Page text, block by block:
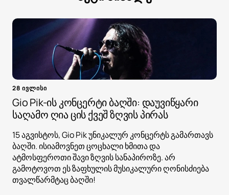
28 ივლისი
Gio Pik-ის კონცერტი ბაღში: დაუვიწყარი
საღამო ღია ცის ქვეშ ზღვის პირას
15 აგვისტოს, Gio Pik უნიკალურ კონცერტს გამართავს
ბაღში. ისიამოვნეთ ცოცხალი ხმითა და
ატმოსფეროთი შავი ზღვის სანაპიროზე. არ
გამოტოვოთ ეს ზაფხულის მუსიკალური ღონისძიება
თვალწარმტაც ბაღში!